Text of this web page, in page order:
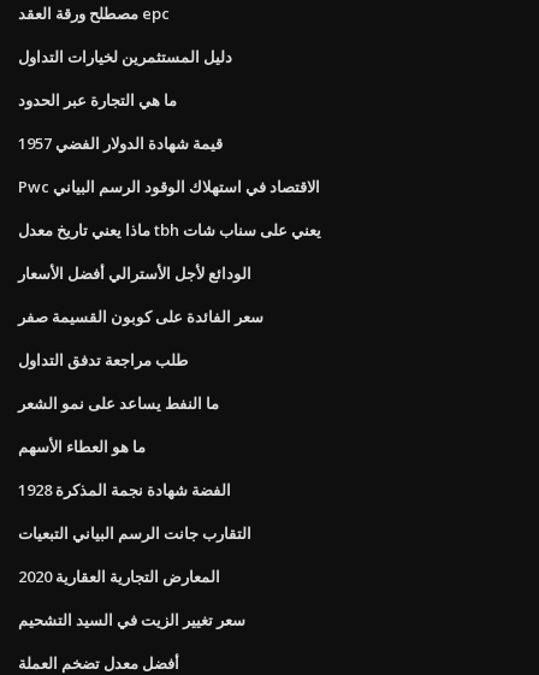
مصطلح ورقة العقد epc
دليل المستثمرين لخيارات التداول
ما هي التجارة عبر الحدود
قيمة شهادة الدولار الفضي 1957
Pwc الاقتصاد في استهلاك الوقود الرسم البياني
ماذا يعني تاريخ معدل tbh يعني على سناب شات
الودائع لأجل الأسترالي أفضل الأسعار
سعر الفائدة على كوبون القسيمة صفر
طلب مراجعة تدفق التداول
ما النفط يساعد على نمو الشعر
ما هو العطاء الأسهم
1928 الفضة شهادة نجمة المذكرة
التقارب جانت الرسم البياني التبعيات
المعارض التجارية العقارية 2020
سعر تغيير الزيت في السيد التشحيم
أفضل معدل تضخم العملة